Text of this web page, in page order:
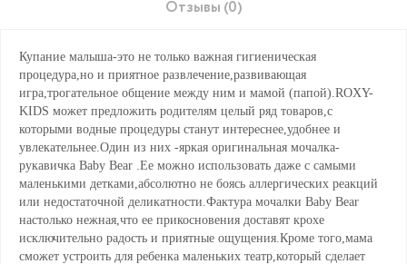
Отзывы (0)
Купание малыша-это не только важная гигиеническая
процедура,но и приятное развлечение,развивающая
игра,трогательное общение между ним и мамой (папой).ROXY-
KIDS может предложить родителям целый ряд товаров,с
которыми водные процедуры станут интереснее,удобнее и
увлекательнее.Один из них -яркая оригинальная мочалка-
рукавичка Baby Bear .Ее можно использовать даже с самыми
маленькими детками,абсолютно не боясь аллергических реакций
или недостаточной деликатности.Фактура мочалки Baby Bear
настолько нежная,что ее прикосновения доставят крохе
исключительно радость и приятные ощущения.Кроме того,мама
сможет устроить для ребенка маленьких театр,который сделает